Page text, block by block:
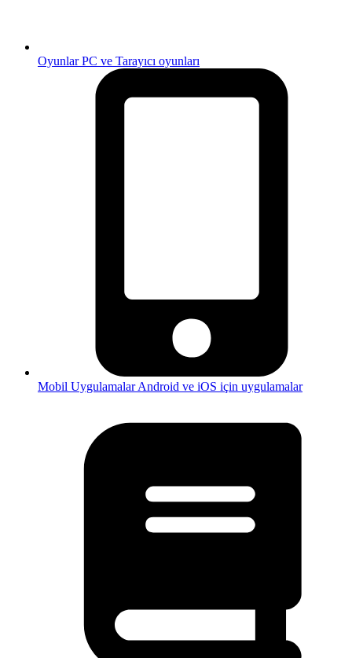
OyunlarPC ve Tarayıcı oyunları
Mobil UygulamalarAndroid ve iOS için uygulamalar